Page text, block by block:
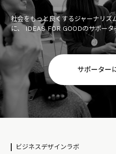
社会をもっと良くするジャーナリズ
に、 IDEAS FOR GOODのサポータ
サポーター
ビジネスデザインラボ